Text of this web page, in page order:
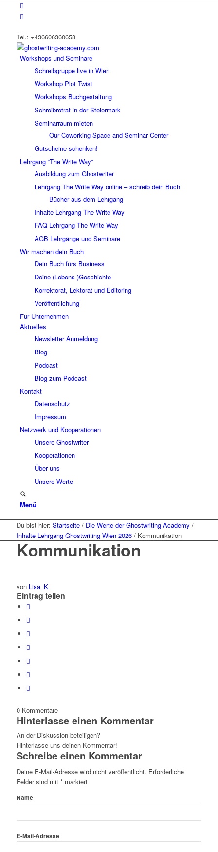
Tel.: +436606360658
Workshops und Seminare
Schreibgruppe live in Wien
Workshop Plot Twist
Workshops Buchgestaltung
Schreibretrat in der Steiermark
Seminarraum mieten
Our Coworking Space and Seminar Center
Gutscheine schenken!
Lehrgang “The Write Way”
Ausbildung zum Ghostwriter
Lehrgang The Write Way online – schreib dein Buch
Bücher aus dem Lehrgang
Inhalte Lehrgang The Write Way
FAQ Lehrgang The Write Way
AGB Lehrgänge und Seminare
Wir machen dein Buch
Dein Buch fürs Business
Deine (Lebens-)Geschichte
Korrektorat, Lektorat und Editoring
Veröffentlichung
Für Unternehmen
Aktuelles
Newsletter Anmeldung
Blog
Podcast
Blog zum Podcast
Kontakt
Datenschutz
Impressum
Netzwerk und Kooperationen
Unsere Ghostwriter
Kooperationen
Über uns
Unsere Werte
Menü
Du bist hier: Startseite / Die Werte der Ghostwriting Academy /
Inhalte Lehrgang Ghostwriting Wien 2026 / Kommunikation
Kommunikation
von Lisa_K
Eintrag teilen
0 Kommentare
Hinterlasse einen Kommentar
An der Diskussion beteiligen?
Hinterlasse uns deinen Kommentar!
Schreibe einen Kommentar
Deine E-Mail-Adresse wird nicht veröffentlicht. Erforderliche
Felder sind mit *markiert
Name
E-Mail-Adresse